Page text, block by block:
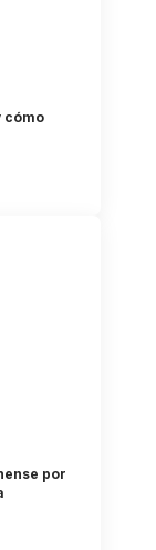
cómo
por